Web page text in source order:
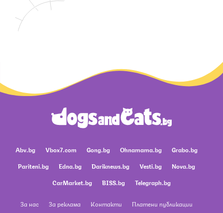
Abv.bg Vbox7.com Gong.bg Ohnamama.bg
Grabo.bg
Pariteni.bg
Edna.bg Dariknews.bg Vesti.bg
Nova.bg
CarMarket.bg
BISS.bg Telegraph.bg
За нас За реклама Контакти Платени публикации